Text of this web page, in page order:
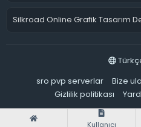
Silkroad Online Grafik Tasarım
sro pvp serverlar
Bize
Gizlilik politikası
Kullanıcı